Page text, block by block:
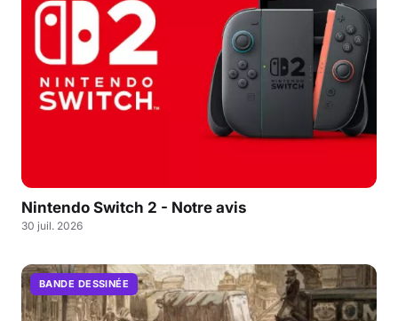
Nintendo Switch 2 - Notre avis
30 juil. 2026
BANDE DESSINÉE